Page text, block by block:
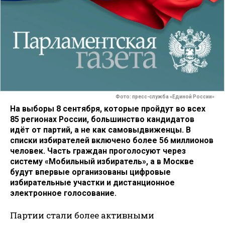
Фото: пресс-служба «Единой России»
На выборы 8 сентября, которые пройдут во всех
85 регионах России, большинство кандидатов
идёт от партий, а не как самовыдвиженцы. В
списки избирателей включено более 56 миллионов
человек. Часть граждан проголосуют через
систему «Мобильный избиратель», а в Москве
будут впервые организованы цифровые
избирательные участки и дистанционное
электронное голосование.
Партии стали более активными